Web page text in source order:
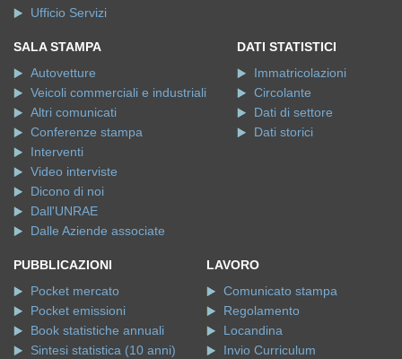
Ufficio Servizi
SALA STAMPA
Autovetture
Veicoli commerciali e industriali
Altri comunicati
Conferenze stampa
Interventi
Video interviste
Dicono di noi
Dall'UNRAE
Dalle Aziende associate
DATI STATISTICI
Immatricolazioni
Circolante
Dati di settore
Dati storici
PUBBLICAZIONI
Pocket mercato
Pocket emissioni
Book statistiche annuali
Sintesi statistica (10 anni)
LAVORO
Comunicato stampa
Regolamento
Locandina
Invio Curriculum